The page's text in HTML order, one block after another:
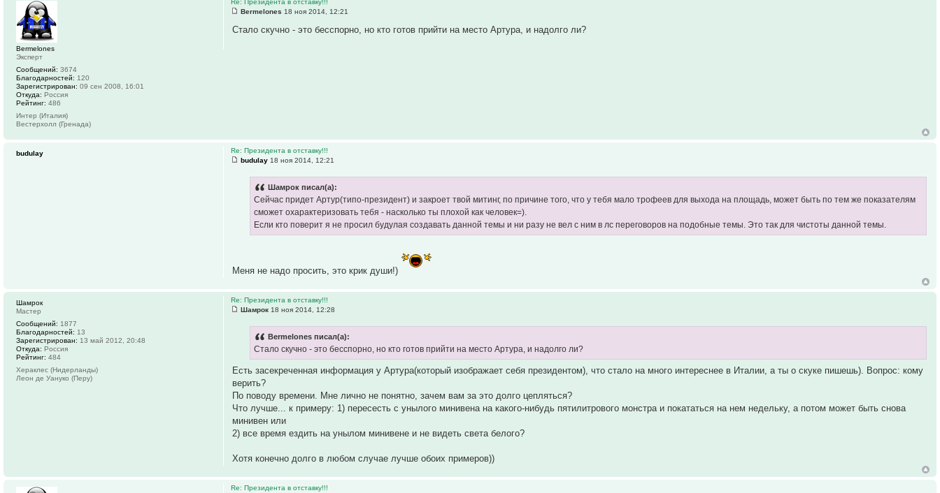
Re: Президента в отставку!!!
Bermelones 18 ноя 2014, 12:21
Стало скучно - это бесспорно, но кто готов прийти на место Артура, и надолго ли?
Bermelones
Эксперт
Сообщений: 3674
Благодарностей: 120
Зарегистрирован: 09 сен 2008, 16:01
Откуда: Россия
Рейтинг: 486
Интер (Италия)
Вестерхолл (Гренада)
Re: Президента в отставку!!!
budulay 18 ноя 2014, 12:21
Шамрок писал(а):
Сейчас придет Артур(типо-президент) и закроет твой митинг, по причине того, что у тебя мало трофеев для выхода на площадь, может быть по тем же показателям
сможет охарактеризовать тебя - насколько ты плохой как человек=).
Если кто поверит я не просил будулая создавать данной темы и ни разу не вел с ним в лс переговоров на подобные темы. Это так для чистоты данной темы.
Меня не надо просить, это крик души!)
budulay
Re: Президента в отставку!!!
Шамрок 18 ноя 2014, 12:28
Bermelones писал(а):
Стало скучно - это бесспорно, но кто готов прийти на место Артура, и надолго ли?
Есть засекреченная информация у Артура(который изображает себя президентом), что стало на много интереснее в Италии, а ты о скуке пишешь). Вопрос: кому
верить?
По поводу времени. Мне лично не понятно, зачем вам за это долго цепляться?
Что лучше... к примеру: 1) пересесть с унылого минивена на какого-нибудь пятилитрового монстра и покататься на нем недельку, а потом может быть снова
минивен или
2) все время ездить на унылом минивене и не видеть света белого?
Хотя конечно долго в любом случае лучше обоих примеров))
Шамрок
Мастер
Сообщений: 1877
Благодарностей: 13
Зарегистрирован: 13 май 2012, 20:48
Откуда: Россия
Рейтинг: 484
Хераклес (Нидерланды)
Леон де Уануко (Перу)
Re: Президента в отставку!!!